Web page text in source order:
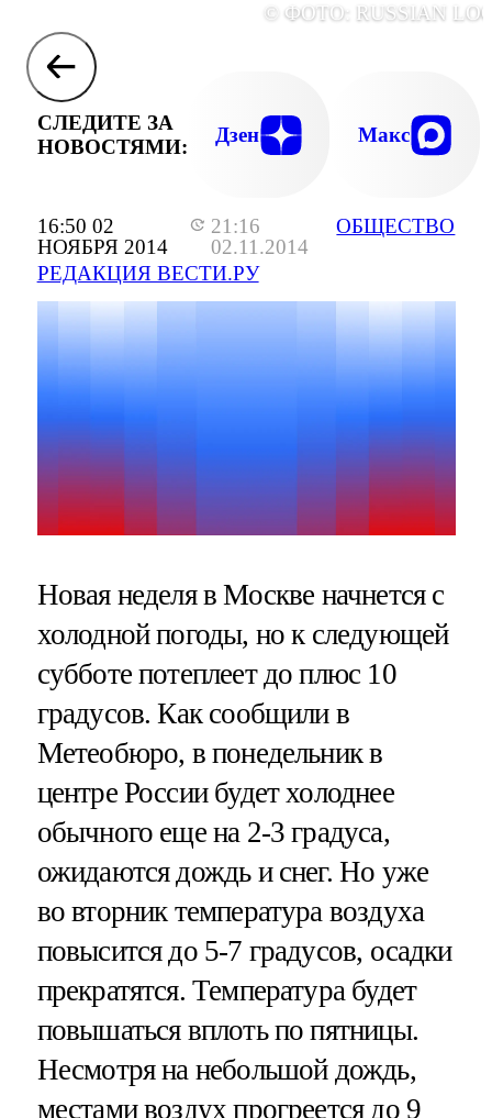
16:50 02
НОЯБРЯ 2014
21:16
02.11.2014
РЕДАКЦИЯ ВЕСТИ.РУ
ОБЩЕСТВО
© ФОТО: RUSSIAN
СЛЕДИТЕ ЗА
НОВОСТЯМИ:
Дзен Макс
Новая неделя в Москве начнется с
холодной погоды, но к следующей
субботе потеплеет до плюс 10
градусов. Как сообщили в
Метеобюро, в понедельник в
центре России будет холоднее
обычного еще на 2-3 градуса,
ожидаются дождь и снег. Но уже
во вторник температура воздуха
повысится до 5-7 градусов, осадки
прекратятся. Температура будет
повышаться вплоть по пятницы.
Несмотря на небольшой дождь,
местами воздух прогреется до 9